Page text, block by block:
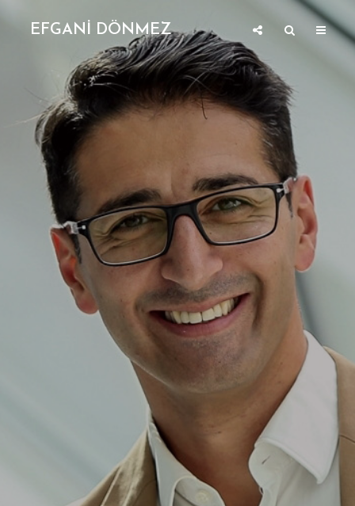
EFGANİ DÖNMEZ